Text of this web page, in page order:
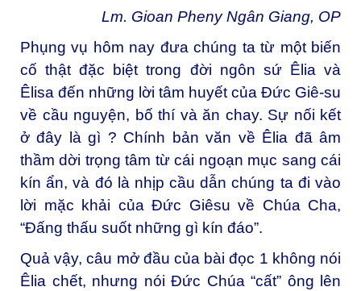
Lm. Gioan Pheny Ngân Giang, OP
Phụng vụ hôm nay đưa chúng ta từ một biến
cố thật đặc biệt trong đời ngôn sứ Êlia và
Êlisa đến những lời tâm huyết của Đức Giê-su
về cầu nguyện, bố thí và ăn chay. Sự nối kết
ở đây là gì ? Chính bản văn về Êlia đã âm
thầm dời trọng tâm từ cái ngoạn mục sang cái
kín ẩn, và đó là nhịp cầu dẫn chúng ta đi vào
lời mặc khải của Đức Giêsu về Chúa Cha,
“Đấng thấu suốt những gì kín đáo”.
Quả vậy, câu mở đầu của bài đọc 1 không nói
Êlia chết, nhưng nói Đức Chúa “cất” ông lên